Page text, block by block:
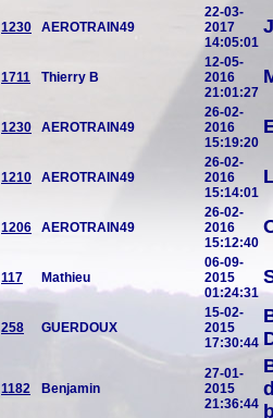
1230 AEROTRAIN49
22-03-
2017
14:05:01
1711 Thierry B
12-05-
2016
21:01:27
1230 AEROTRAIN49
26-02-
2016
15:19:20
1210 AEROTRAIN49
26-02-
2016
15:14:01
1206 AEROTRAIN49
26-02-
2016
15:12:40
117 Mathieu
06-09-
2015
01:24:31
258 GUERDOUX
15-02-
2015
17:30:44
1182 Benjamin
27-01-
2015
21:36:44